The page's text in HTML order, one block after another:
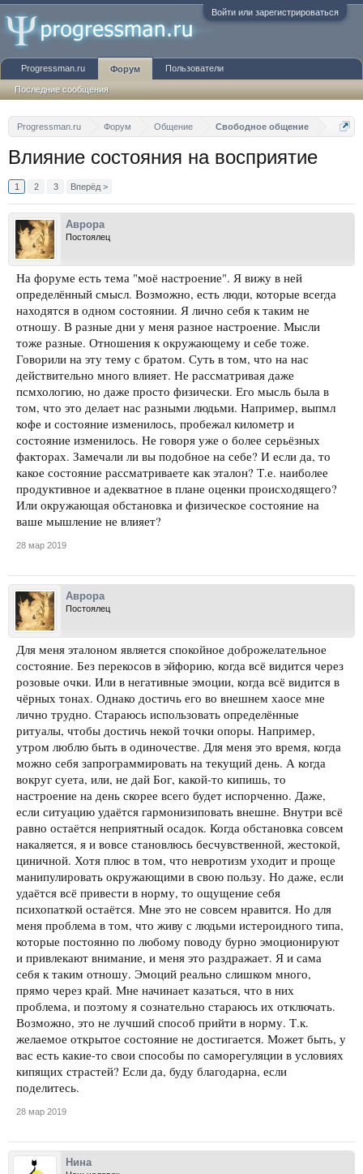
Войти или зарегистрироваться
Progressman.ru Форум Общение Свободное общение
Влияние состояния на восприятие
1 2 3 Вперёд >
Аврора
Постоялец
На форуме есть тема "моё настроение". Я вижу в ней
определённый смысл. Возможно, есть люди, которые всегда
находятся в одном состоянии. Я лично себя к таким не
отношу. В разные дни у меня разное настроение. Мысли
тоже разные. Отношения к окружающему и себе тоже.
Говорили на эту тему с братом. Суть в том, что на нас
действительно много влияет. Не рассматривая даже
псмхологию, но даже просто физически. Его мысль была в
том, что это делает нас разными людьми. Например, выпмл
кофе и состояние изменилось, пробежал километр и
состояние изменилось. Не говоря уже о более серьёзных
факторах. Замечали ли вы подобное на себе? И если да, то
какое состояние рассматриваете как эталон? Т.е. наиболее
продуктивное и адекватное в плане оценки происходящего?
Или окружающая обстановка и физическое состояние на
ваше мышление не влияет?
28 мар 2019
Аврора
Постоялец
Для меня эталоном является спокойное доброжелательное
состояние. Без перекосов в эйфорию, когда всё видится через
розовые очки. Или в негативные эмоции, когда всё видится в
чёрных тонах. Однако достичь его во внешнем хаосе мне
лично трудно. Стараюсь использовать определённые
ритуалы, чтобы достичь некой точки опоры. Например,
утром люблю быть в одиночестве. Для меня это время, когда
можно себя запрограммировать на текущий день. А когда
вокруг суета, или, не дай Бог, какой-то кипишь, то
настроение на день скорее всего будет испорченно. Даже,
если ситуацию удаётся гармонизиповать внешне. Внутри всё
равно остаётся неприятный осадок. Когда обстановка совсем
накаляется, я и вовсе становлюсь бесчувственной, жестокой,
циничной. Хотя плюс в том, что невротизм уходит и проще
манипулировать окружающими в свою пользу. Но даже, если
удаётся всё привести в норму, то ощущение себя
психопаткой остаётся. Мне это не совсем нравится. Но для
меня проблема в том, что живу с людьми истероидного типа,
которые постоянно по любому поводу бурно эмоционируют
и привлекают внимание, и меня это раздражает. Я и сама
себя к таким отношу. Эмоций реально слишком много,
прямо через край. Мне начинает казаться, что в них
проблема, и поэтому я сознательно стараюсь их отключать.
Возможно, это не лучший способ прийти в норму. Т.к.
желаемое открытое состояние не достигается. Может быть, у
вас есть какие-то свои способы по саморегуляции в условиях
кипящих страстей? Если да, буду благодарна, если
поделитесь.
28 мар 2019
Нина
Progressman.ru Форум
Последние сообщения
Пользователи